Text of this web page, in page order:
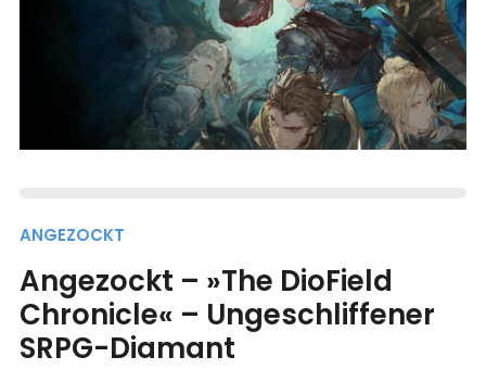
ANGEZOCKT
Angezockt – »The DioField
Chronicle« – Ungeschliffener
SRPG-Diamant